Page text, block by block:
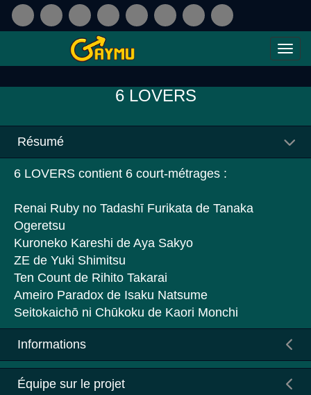
6 LOVERS
Résumé
6 LOVERS contient 6 court-métrages :
Renai Ruby no Tadashī Furikata de Tanaka
Ogeretsu
Kuroneko Kareshi de Aya Sakyo
ZE de Yuki Shimitsu
Ten Count de Rihito Takarai
Ameiro Paradox de Isaku Natsume
Seitokaichō ni Chūkoku de Kaori Monchi
Informations
Équipe sur le projet